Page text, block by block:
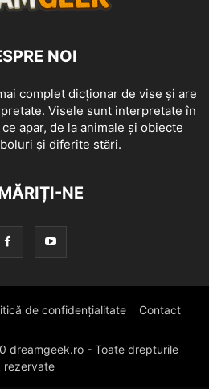
NOI
complet dicționar de vise și are
Visele sunt interpretate în
apar, de la animale și obiecte
și diferite stări.
NE
de confidențialitate Contact
dreamgeek.ro - Toate drepturile
rezervate